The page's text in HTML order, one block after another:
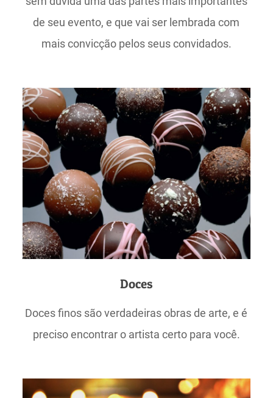
de seu evento, e que vai ser lembrada com
mais convicção pelos seus convidados.
Doces
Doces finos são verdadeiras obras de arte, e é
preciso encontrar o artista certo para você.